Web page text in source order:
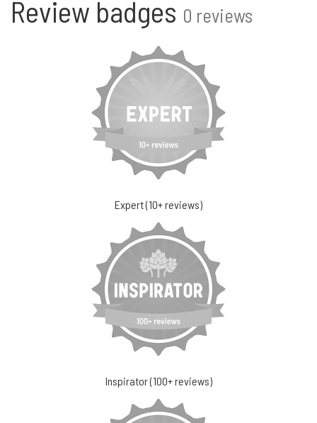
Review badges 0 reviews
Expert (10+ reviews)
Inspirator (100+ reviews)